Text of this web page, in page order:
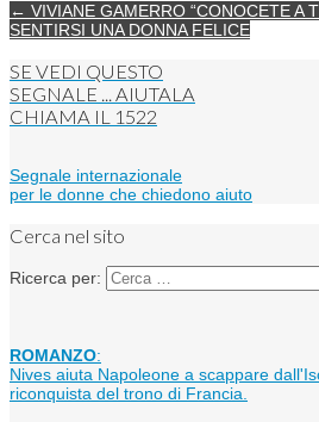
← VIVIANE GAMERRO “CONOCETE A
SENTIRSI UNA DONNA FELICE
SE VEDI QUESTO
SEGNALE ... AIUTALA
CHIAMA IL 1522
Segnale internazionale
per le donne che chiedono aiuto
Cerca nel sito
Ricerca per:
ROMANZO:
Nives aiuta Napoleone a scappare
riconquista del trono di Francia.